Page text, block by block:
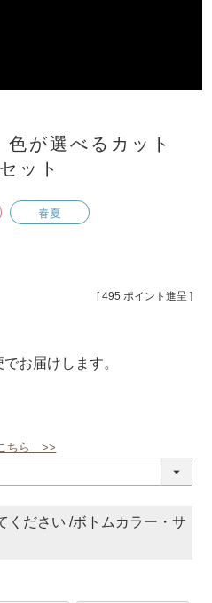
が選べるカット
ット
春夏
[ 495 ポイント進呈 ]
でお届けします。
ちら >>
ボトムカラー・サ